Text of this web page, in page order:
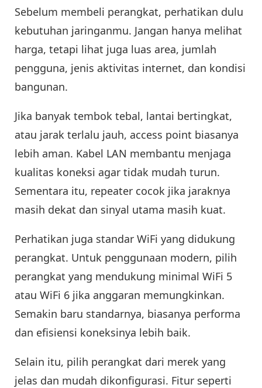
Sebelum membeli perangkat, perhatikan dulu
kebutuhan jaringanmu. Jangan hanya melihat
harga, tetapi lihat juga luas area, jumlah
pengguna, jenis aktivitas internet, dan kondisi
bangunan.
Jika banyak tembok tebal, lantai bertingkat,
atau jarak terlalu jauh, access point biasanya
lebih aman. Kabel LAN membantu menjaga
kualitas koneksi agar tidak mudah turun.
Sementara itu, repeater cocok jika jaraknya
masih dekat dan sinyal utama masih kuat.
Perhatikan juga standar WiFi yang didukung
perangkat. Untuk penggunaan modern, pilih
perangkat yang mendukung minimal WiFi 5
atau WiFi 6 jika anggaran memungkinkan.
Semakin baru standarnya, biasanya performa
dan efisiensi koneksinya lebih baik.
Selain itu, pilih perangkat dari merek yang
jelas dan mudah dikonfigurasi. Fitur seperti